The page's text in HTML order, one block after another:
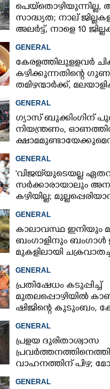
പെയ്തൊഴിയുന്നില്ല,
സാദ്ധ്യത;​ നാല്
അലർട്ട്,​ നാളെ 10
GENERAL
കേരളത്തിലുളളവർ
കഴിക്കുന്നതിന്റെ
തമിഴന്മാർക്ക്,
GENERAL
ഗ്യാസ് ബുക്കിംഗിന്
നിയന്ത്രണം,
GENERAL
'വിജയ്‌യുടെയല്ല
സർക്കാരായാലും
കഴിയില്ല;
GENERAL
കാലാവസ്ഥ ഇനിയും
ബംഗാളിനും ബംഗാൾ
മുകളിലായി
GENERAL
പ്രതിഷേധം കടുപ്പിച്ച്
മുതലപ്പൊഴിയിൽ
ഷിജിന്റെ കുടുംബം,
കുത്തിയിരിക്കുന്നു
GENERAL
പ്രളയ ദുരിതാശ്വാസ
വാഹനത്തിന് പിഴ;
GENERAL